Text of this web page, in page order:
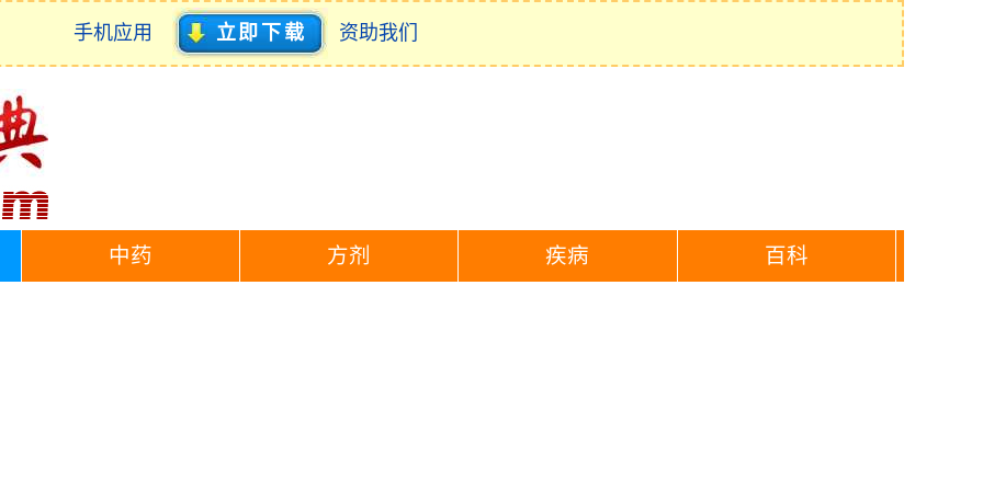
手机应用 立即下载 资助我们
中药 方剂 疾病 百科